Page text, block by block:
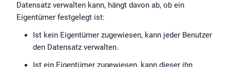
Datensatz verwalten kann, hängt davon ab, ob ein
Eigentümer festgelegt ist:
Ist kein Eigentümer zugewiesen, kann jeder Benutzer
den Datensatz verwalten.
Ist ein Eigentümer zugewiesen, kann dieser ihn